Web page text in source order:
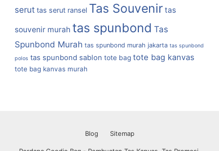
serut tas serut ransel Tas Souvenir tas
souvenir murah tas spunbond Tas
Spunbond Murah tas spunbond murah jakarta tas spunbond
polos tas spunbond sablon tote bag tote bag kanvas
tote bag kanvas murah
Blog Sitemap